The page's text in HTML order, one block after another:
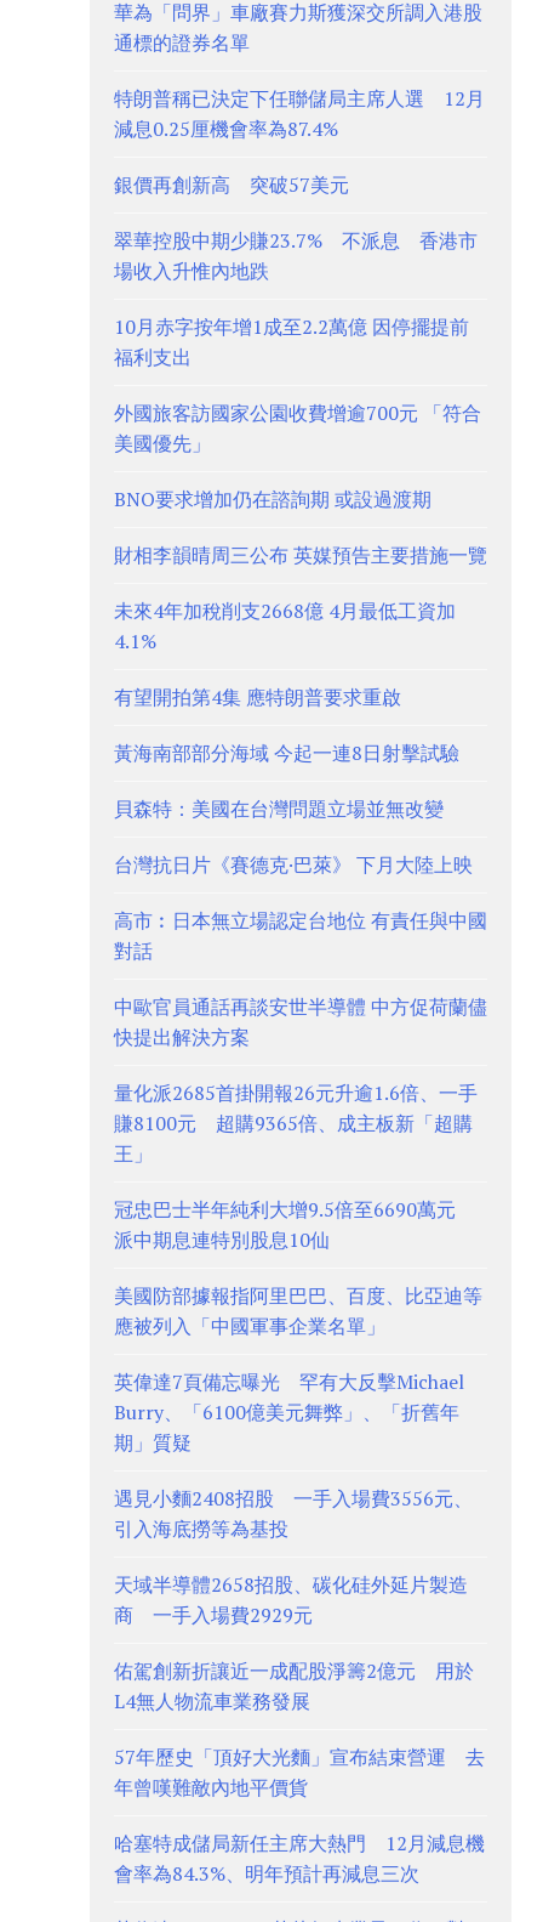
華為「問界」車廠賽力斯獲深交所調入港股
通標的證券名單
特朗普稱已決定下任聯儲局主席人選 12月
減息0.25厘機會率為87.4%
銀價再創新高 突破57美元
翠華控股中期少賺23.7% 不派息 香港市
場收入升惟內地跌
10月赤字按年增1成至2.2萬億 因停擺提前
福利支出
外國旅客訪國家公園收費增逾700元 「符合
美國優先」
BNO要求增加仍在諮詢期 或設過渡期
財相李韻晴周三公布 英媒預告主要措施一覽
未來4年加稅削支2668億 4月最低工資加
4.1%
有望開拍第4集 應特朗普要求重啟
黃海南部部分海域 今起一連8日射擊試驗
貝森特：美國在台灣問題立場並無改變
台灣抗日片《賽德克·巴萊》 下月大陸上映
高市︰日本無立場認定台地位 有責任與中國
對話
中歐官員通話再談安世半導體 中方促荷蘭儘
快提出解決方案
量化派2685首掛開報26元升逾1.6倍、一手
賺8100元 超購9365倍、成主板新「超購
王」
冠忠巴士半年純利大增9.5倍至6690萬元
派中期息連特別股息10仙
美國防部據報指阿里巴巴、百度、比亞迪等
應被列入「中國軍事企業名單」
英偉達7頁備忘曝光 罕有大反擊Michael
Burry、「6100億美元舞弊」、「折舊年
期」質疑
遇見小麵2408招股 一手入場費3556元、
引入海底撈等為基投
天域半導體2658招股、碳化硅外延片製造
商 一手入場費2929元
佑駕創新折讓近一成配股淨籌2億元 用於
L4無人物流車業務發展
57年歷史「頂好大光麵」宣布結束營運 去
年曾嘆難敵內地平價貨
哈塞特成儲局新任主席大熱門 12月減息機
會率為84.3%、明年預計再減息三次